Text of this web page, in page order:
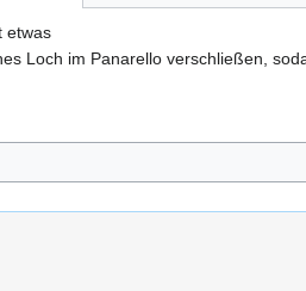
etwas
Loch im Panarello verschließen,